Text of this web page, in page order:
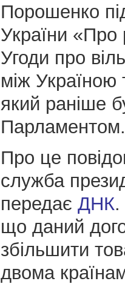
Порошенко
України «Про
Угоди про
між
який раніше
Парламентом.
Про це
служба
передає ДНК.
що даний
збільшити
двома